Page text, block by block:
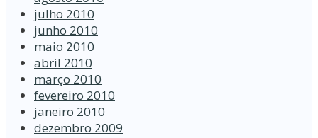
julho 2010
junho 2010
maio 2010
abril 2010
março 2010
fevereiro 2010
janeiro 2010
dezembro 2009